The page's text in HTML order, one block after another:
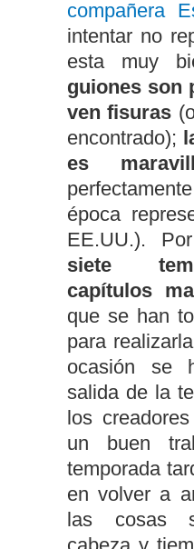
compañera
intentar no
esta muy
guiones son
ven fisuras
encontrado);
es
época
EE.UU.).
siete
capítulos
que se han
para
ocasión se
salida de la
los
un buen
temporada
en volver a
las cosas